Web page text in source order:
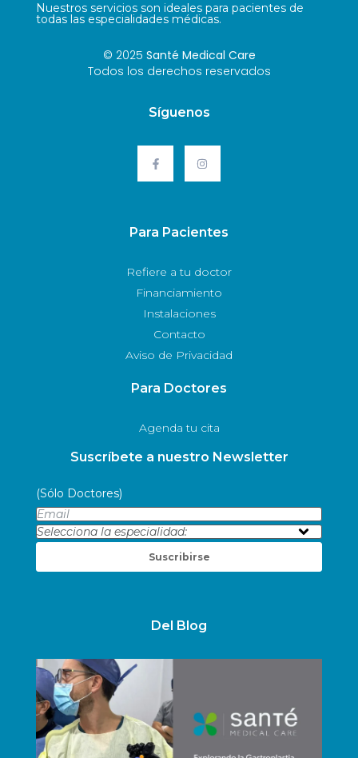
Nuestros servicios son ideales para pacientes de
todas las especialidades médicas.
© 2025 Santé Medical Care
Todos los derechos reservados
Síguenos
Para Pacientes
Refiere a tu doctor
Financiamiento
Instalaciones
Contacto
Aviso de Privacidad
Para Doctores
Agenda tu cita
Suscríbete a nuestro Newsletter
(Sólo Doctores)
Suscribirse
Del Blog